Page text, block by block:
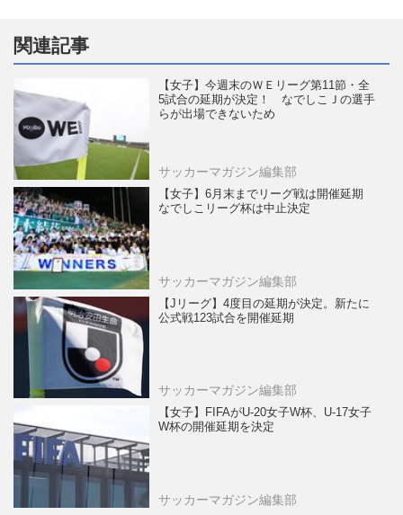
関連記事
【女子】今週末のＷＥリーグ第11節・全
5試合の延期が決定！ なでしこＪの選手
らが出場できないため
サッカーマガジン編集部
【女子】6月末までリーグ戦は開催延期
なでしこリーグ杯は中止決定
サッカーマガジン編集部
【Jリーグ】4度目の延期が決定。新たに
公式戦123試合を開催延期
サッカーマガジン編集部
【女子】FIFAがU-20女子W杯、U-17女子
W杯の開催延期を決定
サッカーマガジン編集部